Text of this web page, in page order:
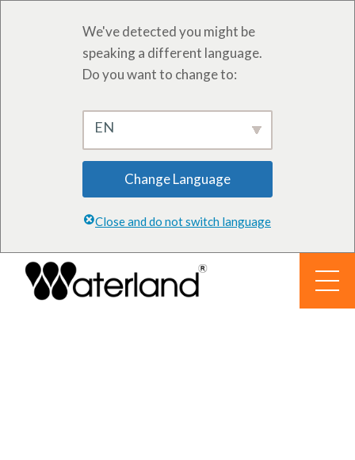
We've detected you might be
speaking a different language.
Do you want to change to:
EN
Change Language
Close and do not switch language
İçeriğe